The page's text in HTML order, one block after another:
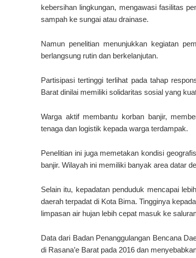
kebersihan lingkungan, mengawasi fasilitas
sampah ke sungai atau drainase.
Namun penelitian menunjukkan kegiatan
berlangsung rutin dan berkelanjutan.
Partisipasi tertinggi terlihat pada tahap
Barat dinilai memiliki solidaritas sosial yang
Warga aktif membantu korban banjir,
tenaga dan logistik kepada warga terdampak.
Penelitian ini juga memetakan kondisi
banjir. Wilayah ini memiliki banyak area datar
Selain itu, kepadatan penduduk mencapai
daerah terpadat di Kota Bima. Tingginya
limpasan air hujan lebih cepat masuk ke
Data dari Badan Penanggulangan Bencana
di Rasana’e Barat pada 2016 dan